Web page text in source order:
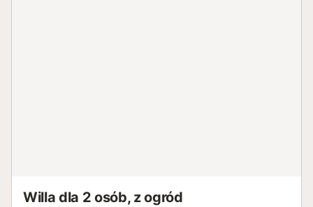
Willa dla 2 osób, z ogród